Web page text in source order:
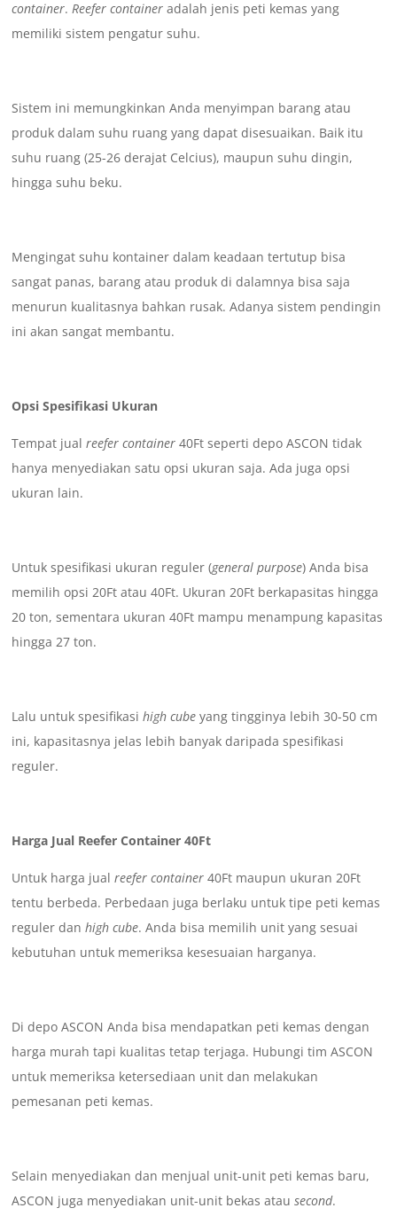
container.Reefer container adalah jenis peti kemas yang
memiliki sistem pengatur suhu.
Sistem ini memungkinkan Anda menyimpan barang atau
produk dalam suhu ruang yang dapat disesuaikan. Baik itu
suhu ruang (25-26 derajat Celcius), maupun suhu dingin,
hingga suhu beku.
Mengingat suhu kontainer dalam keadaan tertutup bisa
sangat panas, barang atau produk di dalamnya bisa saja
menurun kualitasnya bahkan rusak. Adanya sistem pendingin
ini akan sangat membantu.
Opsi Spesifikasi Ukuran
Tempat jualreefer container 40Ft seperti depo ASCON tidak
hanya menyediakan satu opsi ukuran saja. Ada juga opsi
ukuran lain.
Untuk spesifikasi ukuran reguler (general purpose) Anda bisa
memilih opsi 20Ft atau 40Ft. Ukuran 20Ft berkapasitas hingga
20 ton, sementara ukuran 40Ft mampu menampung kapasitas
hingga 27 ton.
Lalu untuk spesifikasihigh cube yang tingginya lebih 30-50 cm
ini, kapasitasnya jelas lebih banyak daripada spesifikasi
reguler.
Harga Jual Reefer Container 40Ft
Untuk harga jualreefer container40Ft maupun ukuran 20Ft
tentu berbeda. Perbedaan juga berlaku untuk tipe peti kemas
reguler danhigh cube. Anda bisa memilih unit yang sesuai
kebutuhan untuk memeriksa kesesuaian harganya.
Di depo ASCON Anda bisa mendapatkan peti kemas dengan
harga murah tapi kualitas tetap terjaga. Hubungi tim ASCON
untuk memeriksa ketersediaan unit dan melakukan
pemesanan peti kemas.
Selain menyediakan dan menjual unit-unit peti kemas baru,
ASCON juga menyediakan unit-unit bekas atausecond.